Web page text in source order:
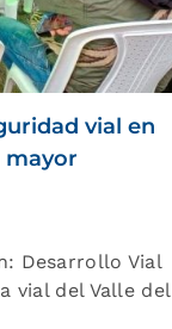
vial en
mayor
Desarrollo Vial
vial del Valle del